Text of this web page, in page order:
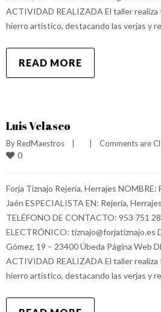
ACTIVIDAD REALIZADA El taller
hierro artístico, destacando las verjas y
READ MORE
Luis Velasco
By RedMaestros Comments are
0
Forja Tiznajo Rejería, Herrajes
Jaén ESPECIALISTA EN: Rejería,
TELÉFONO DE CONTACTO: 953 751
ELECTRÓNICO: tiznajo@forjatiznajo.es
Gómez, 19 – 23400 Úbeda Página Web
ACTIVIDAD REALIZADA El taller
hierro artístico, destacando las verjas y